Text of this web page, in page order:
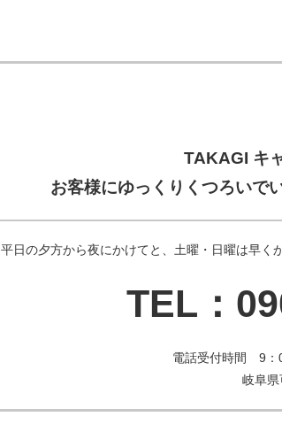
TAKAGI キ
お客様にゆっくりくつろいで
平日の夕方から夜にかけてと、土曜・日曜は早く
TEL：
電話受付時間 9：
岐阜